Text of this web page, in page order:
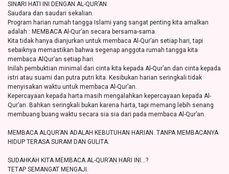
SINARI HATI INI DENGAN AL-QUR’AN.
Saudara dan saudari sekalian.
Program harian rumah tangga Islami yang sangat penting kita amalkan
adalah : MEMBACA Al-Qur’an secara bersama-sama.
Kita tidak hanya dianjurkan untuk membaca Al-Qur’an setiap hari, tapi
sebaiknya memastikan bahwa segenap anggota rumah tangga kita
membaca AlQur’an setiap hari.
Inilah pembuktian minimal dari cinta kita kepada Al-Qur’an dan cinta kepada
istri atau suami dan putra putri kita. Kesibukan harian seringkali tidak
menyisakan waktu untuk membaca Al-Qur’an.
Kepercayaan kepada harta masih mengalahkan kepercayaan kepada Al-
Qur’an. Bahkan seringkali bukan karena harta, tapi memang lebih senang
membuang buang waktu secara sia sia dari pada membaca Al-Qur’an.
MEMBACA ALQUR’AN ADALAH KEBUTUHAN HARIAN. TANPA MEMBACANYA
HIDUP TERASA SURAM DAN GULITA.
SUDAHKAH KITA MEMBACA AL-QUR’AN HARI INI…?
TETAP SEMANGAT MENGAJI.